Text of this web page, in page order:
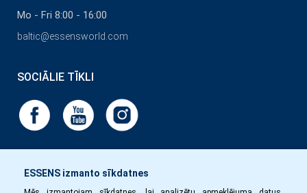
ESSENS izmanto sīkdatnes
Mo - Fri 8:00 - 16:00
baltic@essensworld.com
SOCIĀLIE TĪKLI